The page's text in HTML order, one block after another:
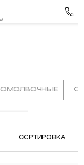
СОРТИРОВКА